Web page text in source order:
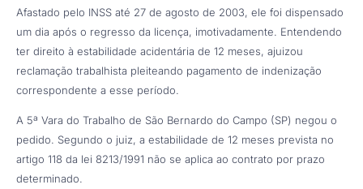
Afastado pelo INSS até 27 de agosto de 2003, ele foi dispensado
um dia após o regresso da licença, imotivadamente. Entendendo
ter direito à estabilidade acidentária de 12 meses, ajuizou
reclamação trabalhista pleiteando pagamento de indenização
correspondente a esse período.
A 5ª Vara do Trabalho de São Bernardo do Campo (SP) negou o
pedido. Segundo o juiz, a estabilidade de 12 meses prevista no
artigo 118 da lei 8213/1991 não se aplica ao contrato por prazo
determinado.